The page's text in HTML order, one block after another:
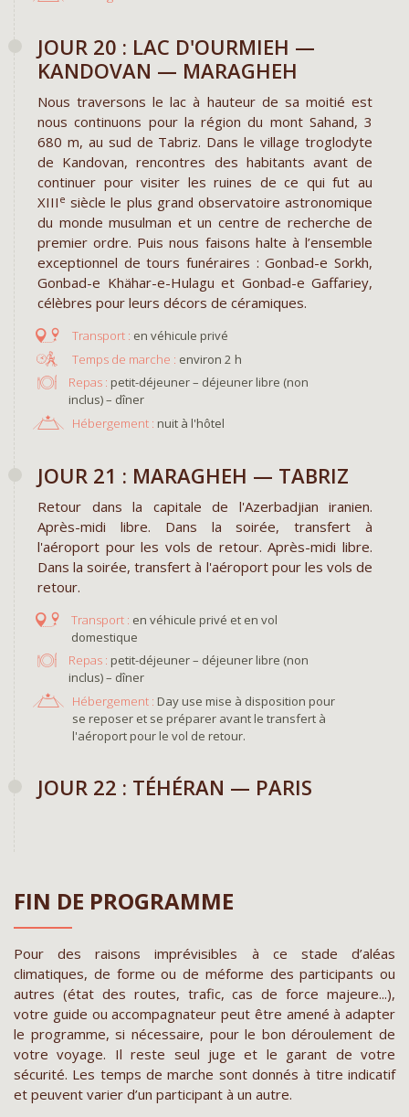
JOUR 20 : LAC D'OURMIEH —
KANDOVAN — MARAGHEH
Nous traversons le lac à hauteur de sa moitié est
nous continuons pour la région du mont Sahand, 3
680 m, au sud de Tabriz. Dans le village troglodyte
de Kandovan, rencontres des habitants avant de
continuer pour visiter les ruines de ce qui fut au
XIII e siècle le plus grand observatoire astronomique
du monde musulman et un centre de recherche de
premier ordre. Puis nous faisons halte à l’ensemble
exceptionnel de tours funéraires : Gonbad-e Sorkh,
Gonbad-e Khähar-e-Hulagu et Gonbad-e Gaffariey,
célèbres pour leurs décors de céramiques.
en véhicule privé
environ 2 h
Repas : petit-déjeuner – déjeuner libre (non
inclus) – dîner
Hébergement : nuit à l'hôtel
JOUR 21 : MARAGHEH — TABRIZ
Retour dans la capitale de l'Azerbadjian iranien.
Après-midi libre. Dans la soirée, transfert à
l'aéroport pour les vols de retour. Après-midi libre.
Dans la soirée, transfert à l'aéroport pour les vols de
retour.
en véhicule privé et en vol
domestique
Repas : petit-déjeuner – déjeuner libre (non
inclus) – dîner
Hébergement : Day use mise à disposition pour
se reposer et se préparer avant le transfert à
l'aéroport pour le vol de retour.
JOUR 22 : TÉHÉRAN — PARIS
FIN DE PROGRAMME
Pour des raisons imprévisibles à ce stade d’aléas
climatiques, de forme ou de méforme des participants ou
autres (état des routes, trafic, cas de force majeure...),
votre guide ou accompagnateur peut être amené à adapter
le programme, si nécessaire, pour le bon déroulement de
votre voyage. Il reste seul juge et le garant de votre
sécurité. Les temps de marche sont donnés à titre indicatif
et peuvent varier d’un participant à un autre.